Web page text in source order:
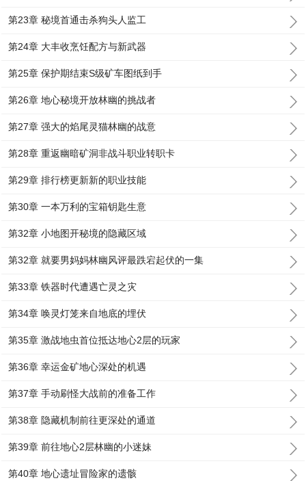
第23章 秘境首通击杀狗头人监工
第24章 大丰收烹饪配方与新武器
第25章 保护期结束S级矿车图纸到手
第26章 地心秘境开放林幽的挑战者
第27章 强大的焰尾灵猫林幽的战意
第28章 重返幽暗矿洞非战斗职业转职卡
第29章 排行榜更新新的职业技能
第30章 一本万利的宝箱钥匙生意
第32章 小地图开秘境的隐藏区域
第32章 就要男妈妈林幽风评最跌宕起伏的一集
第33章 铁器时代遭遇亡灵之灾
第34章 唤灵灯笼来自地底的埋伏
第35章 激战地虫首位抵达地心2层的玩家
第36章 幸运金矿地心深处的机遇
第37章 手动刷怪大战前的准备工作
第38章 隐藏机制前往更深处的通道
第39章 前往地心2层林幽的小迷妹
第40章 地心遗址冒险家的遗骸